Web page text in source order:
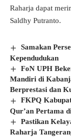
Raharja dapat
Saldhy Putranto.
Samakan
Kependudukan
FoN UPH
Mandiri di
Berprestasi dan
FKPQ
Qur’an Pertama
Pastikan
Raharja